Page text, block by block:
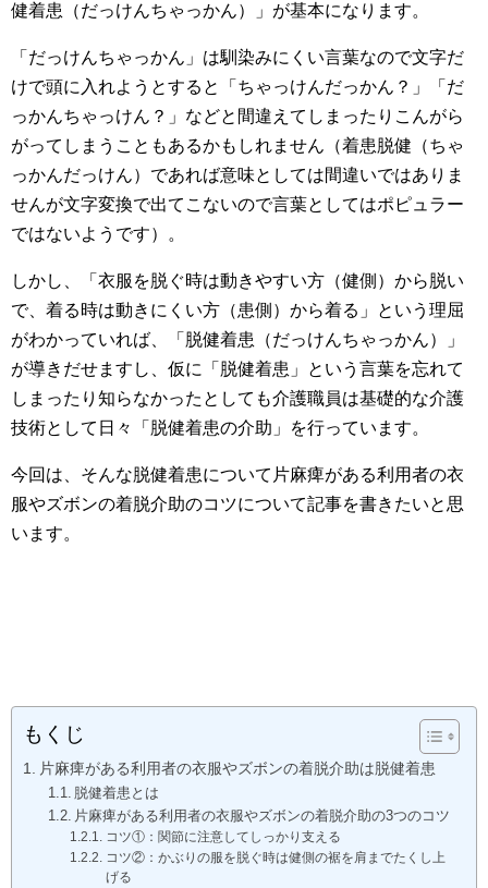
健着患（だっけんちゃっかん）」が基本になります。
「だっけんちゃっかん」は馴染みにくい言葉なので文字だ
けで頭に入れようとすると「ちゃっけんだっかん？」「だ
っかんちゃっけん？」などと間違えてしまったりこんがら
がってしまうこともあるかもしれません（着患脱健（ちゃ
っかんだっけん）であれば意味としては間違いではありま
せんが文字変換で出てこないので言葉としてはポピュラー
ではないようです）。
しかし、「衣服を脱ぐ時は動きやすい方（健側）から脱い
で、着る時は動きにくい方（患側）から着る」という理屈
がわかっていれば、「脱健着患（だっけんちゃっかん）」
が導きだせますし、仮に「脱健着患」という言葉を忘れて
しまったり知らなかったとしても介護職員は基礎的な介護
技術として日々「脱健着患の介助」を行っています。
今回は、そんな脱健着患について片麻痺がある利用者の衣
服やズボンの着脱介助のコツについて記事を書きたいと思
います。
もくじ
片麻痺がある利用者の衣服やズボンの着脱介助は脱健着患
脱健着患とは
片麻痺がある利用者の衣服やズボンの着脱介助の3つのコツ
コツ①：関節に注意してしっかり支える
コツ②：かぶりの服を脱ぐ時は健側の裾を肩までたくし上
げる